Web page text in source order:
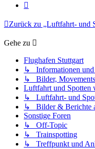
Zurück zu „Luftfahrt- und
Gehe zu
Flughafen Stuttgart
↳ Informationen und
↳ Bilder,
Luftfahrt und Spotten
↳ Luftfahrt- und
↳ Bilder & Berichte
Sonstige Foren
↳ Off-Topic
↳ Trainspotting
↳ Treffpunkt und